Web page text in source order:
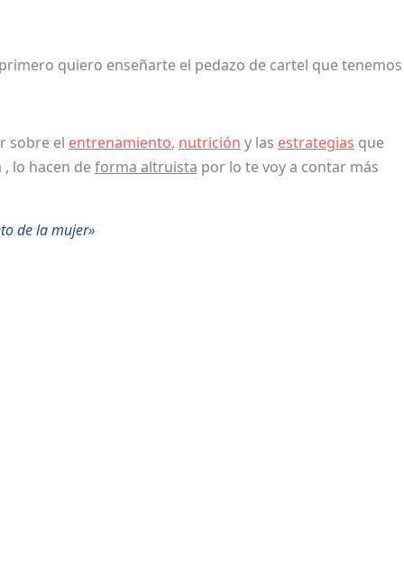
quiero enseñarte el pedazo de cartel que tenemos
sobre el entrenamiento, nutrición y las estrategias que
lo hacen deforma altruista por lo te voy a contar más
de la mujer»